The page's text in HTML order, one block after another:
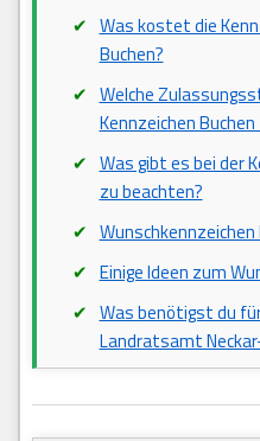
Was kostet die
Buchen?
Welche
Kennzeichen
Was gibt es bei der
zu beachten?
Einige Ideen zum
Was benötigst du
Landratsamt